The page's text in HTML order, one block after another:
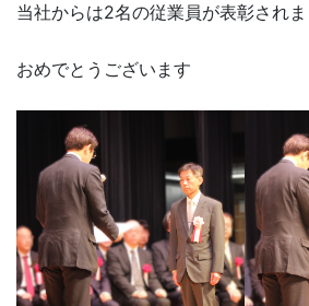
当社からは2名の従業員が表彰されま
おめでとうございます